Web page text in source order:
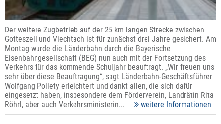
Der weitere Zugbetrieb auf der 25 km langen Strecke zwischen
Gotteszell und Viechtach ist für zunächst drei Jahre gesichert. Am
Montag wurde die Länderbahn durch die Bayerische
Eisenbahngesellschaft (BEG) nun auch mit der Fortsetzung des
Verkehrs für das kommende Schuljahr beauftragt. „Wir freuen uns
sehr über diese Beauftragung“, sagt Länderbahn-Geschäftsführer
Wolfgang Pollety erleichtert und dankt allen, die sich dafür
eingesetzt haben, insbesondere dem Förderverein, Landrätin Rita
Röhrl, aber auch Verkehrsministerin...
weitere Informationen